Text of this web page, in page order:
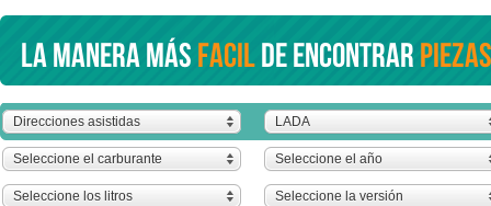
La manera másfacilde encontrar
Direcciones asistidas LADA
Seleccione el carburante Seleccione el año
Seleccione los litros Seleccione la versión